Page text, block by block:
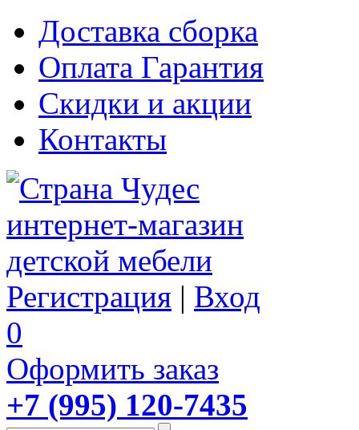
Доставка сборка
Оплата Гарантия
Скидки и акции
Контакты
Регистрация | Вход
0
Оформить заказ
+7 (995) 120-7435